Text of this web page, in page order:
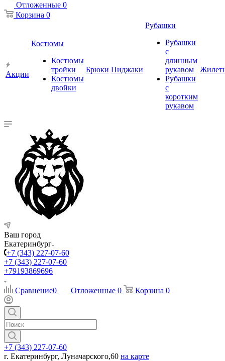
Отложенные 0
Корзина 0
Акции
Костюмы
Костюмы
тройки
Костюмы
двойки
Брюки Пиджаки
Рубашки
Рубашки
с
длинным
рукавом
Рубашки
с
коротким
рукавом
Ваш город
Екатеринбург
+7 (343) 227-07-60
+7 (343) 227-07-60
+79193869696
Сравнение0 Отложенные 0 Корзина 0
+7 (343) 227-07-60
г. Екатеринбург, Луначарского,60 на карте